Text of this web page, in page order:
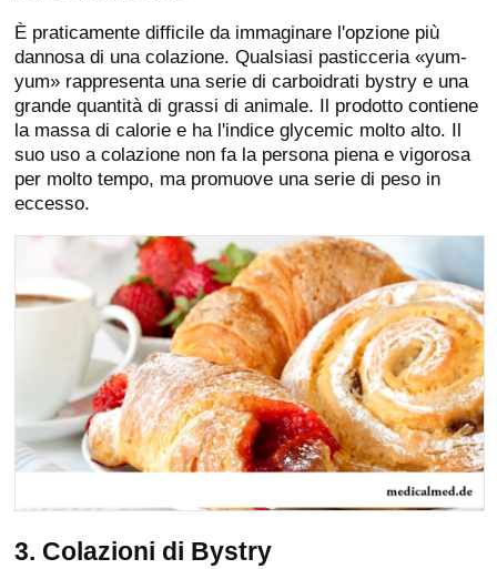
È praticamente difficile da immaginare l'opzione più
dannosa di una colazione. Qualsiasi pasticceria «yum-
yum» rappresenta una serie di carboidrati bystry e una
grande quantità di grassi di animale. Il prodotto contiene
la massa di calorie e ha l'indice glycemic molto alto. Il
suo uso a colazione non fa la persona piena e vigorosa
per molto tempo, ma promuove una serie di peso in
eccesso.
3. Colazioni di Bystry